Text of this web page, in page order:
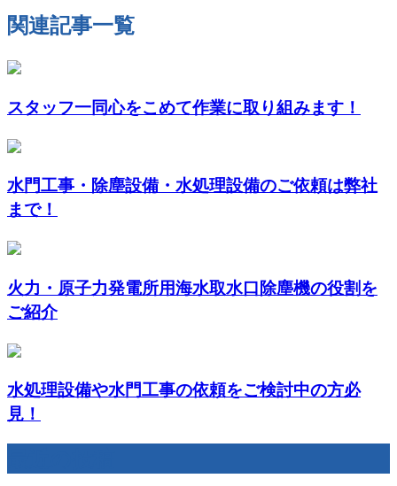
関連記事一覧
スタッフ一同心をこめて作業に取り組みます！
水門工事・除塵設備・水処理設備のご依頼は弊社
まで！
火力・原子力発電所用海水取水口除塵機の役割を
ご紹介
水処理設備や水門工事の依頼をご検討中の方必
見！